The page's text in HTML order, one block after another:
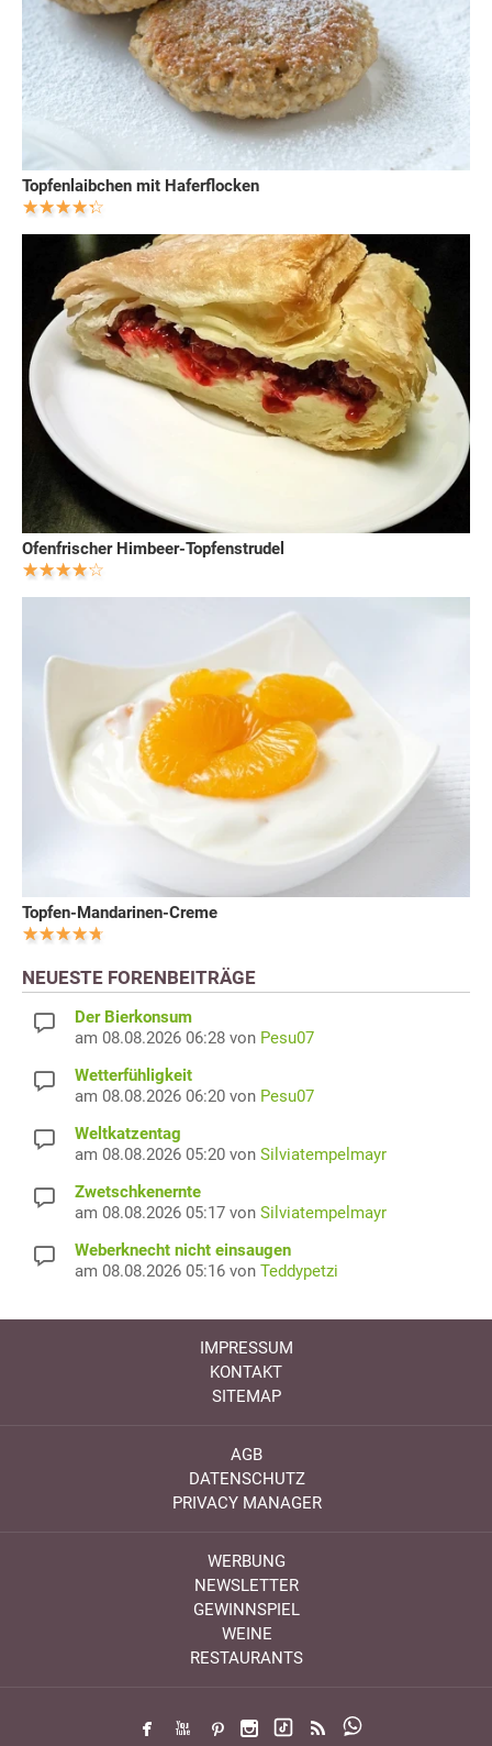
Topfenlaibchen mit Haferflocken
Ofenfrischer Himbeer-Topfenstrudel
Topfen-Mandarinen-Creme
NEUESTE FORENBEITRÄGE
Der Bierkonsum
am 08.08.2026 06:28 von Pesu07
Wetterfühligkeit
am 08.08.2026 06:20 von Pesu07
Weltkatzentag
am 08.08.2026 05:20 von Silviatempelmayr
Zwetschkenernte
am 08.08.2026 05:17 von Silviatempelmayr
Weberknecht nicht einsaugen
am 08.08.2026 05:16 von Teddypetzi
IMPRESSUM
KONTAKT
SITEMAP
AGB
DATENSCHUTZ
PRIVACY MANAGER
WERBUNG
NEWSLETTER
GEWINNSPIEL
WEINE
RESTAURANTS